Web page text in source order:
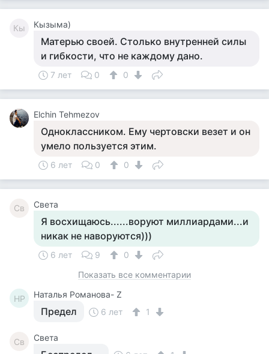
Кы Кызыма)
Матерью своей. Столько внутренней силы
и гибкости, что не каждому дано.
7 лет 0 0
Elchin Tehmezov
Одноклассником. Ему чертовски везет и он
умело пользуется этим.
6 лет 0 0
Св Света
Я восхищаюсь......воруют миллиардами...и
никак не наворуются)))
6 лет 9
0
Показать все комментарии
НР Наталья Романова- Z
Предел 6 лет 1
Св Света